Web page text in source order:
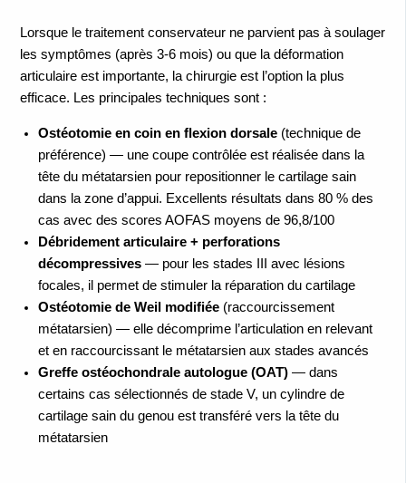
Lorsque le traitement conservateur ne parvient pas à soulager
les symptômes (après 3-6 mois) ou que la déformation
articulaire est importante, la chirurgie est l’option la plus
efficace. Les principales techniques sont :
Ostéotomie en coin en flexion dorsale(technique de
préférence) — une coupe contrôlée est réalisée dans la
tête du métatarsien pour repositionner le cartilage sain
dans la zone d’appui. Excellents résultats dans 80 % des
cas avec des scores AOFAS moyens de 96,8/100
Débridement articulaire + perforations
décompressives— pour les stades III avec lésions
focales, il permet de stimuler la réparation du cartilage
Ostéotomie de Weil modifiée(raccourcissement
métatarsien) — elle décomprime l’articulation en relevant
et en raccourcissant le métatarsien aux stades avancés
Greffe ostéochondrale autologue (OAT)— dans
certains cas sélectionnés de stade V, un cylindre de
cartilage sain du genou est transféré vers la tête du
métatarsien